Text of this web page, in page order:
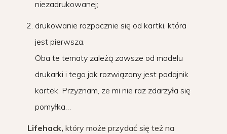
niezadrukowanej;
drukowanie rozpocznie się od kartki, która
jest pierwsza.
Oba te tematy zależą zawsze od modelu
drukarki i tego jak rozwiązany jest podajnik
kartek. Przyznam, ze mi nie raz zdarzyła się
pomyłka…
Lifehack, który może przydać się też na